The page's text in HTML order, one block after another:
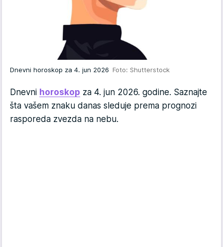
Dnevni horoskop za 4. jun 2026 Foto: Shutterstock
Dnevni horoskop za 4. jun 2026. godine. Saznajte
šta vašem znaku danas sleduje prema prognozi
rasporeda zvezda na nebu.